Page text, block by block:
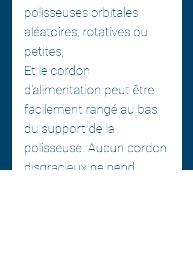
polisseuses orbitales
aléatoires, rotatives ou
petites,
Et le cordon
d'alimentation peut être
facilement rangé au bas
du support de la
polisseuse. Aucun cordon
disgracieux ne pend.